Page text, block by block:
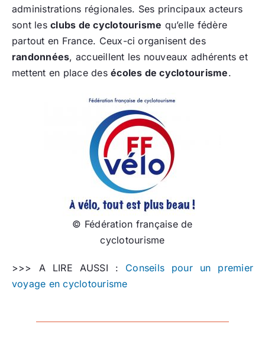
administrations régionales. Ses principaux acteurs
sont lesclubs de cyclotourisme qu’elle fédère
partout en France. Ceux-ci organisent des
randonnées, accueillent les nouveaux adhérents et
mettent en place desécoles de cyclotourisme.
© Fédération française de
cyclotourisme
>>> A LIRE AUSSI : Conseils pour un premier
voyage en cyclotourisme